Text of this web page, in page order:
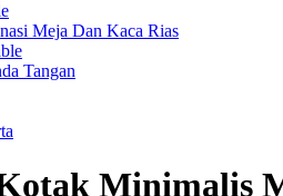
Meja Dan Kaca Rias
Tangan
Minimalis